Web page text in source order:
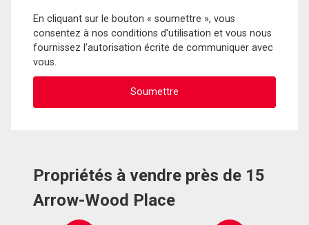
En cliquant sur le bouton « soumettre », vous
consentez à nos conditions d'utilisation et vous nous
fournissez l'autorisation écrite de communiquer avec
vous.
Propriétés à vendre près de 15
Arrow-Wood Place